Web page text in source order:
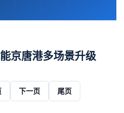
京唐港多场景升级
下一页 尾页